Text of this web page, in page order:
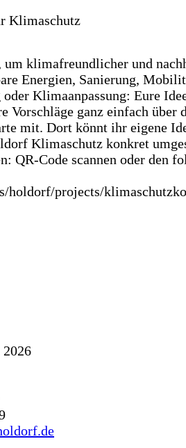
um klimafreundlicher und
Energien, Sanierung,
Klimaanpassung: Eure
Vorschläge ganz einfach über
mit. Dort könnt ihr eigene
Klimaschutz konkret
QR-Code scannen oder den
holdorf/projects/
2026